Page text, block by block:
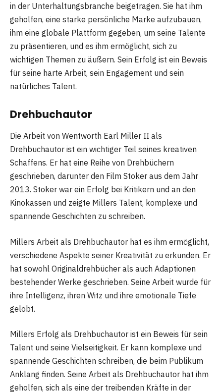
in der Unterhaltungsbranche beigetragen. Sie hat ihm
geholfen, eine starke persönliche Marke aufzubauen,
ihm eine globale Plattform gegeben, um seine Talente
zu präsentieren, und es ihm ermöglicht, sich zu
wichtigen Themen zu äußern. Sein Erfolg ist ein Beweis
für seine harte Arbeit, sein Engagement und sein
natürliches Talent.
Drehbuchautor
Die Arbeit von Wentworth Earl Miller II als
Drehbuchautor ist ein wichtiger Teil seines kreativen
Schaffens. Er hat eine Reihe von Drehbüchern
geschrieben, darunter den Film Stoker aus dem Jahr
2013. Stoker war ein Erfolg bei Kritikern und an den
Kinokassen und zeigte Millers Talent, komplexe und
spannende Geschichten zu schreiben.
Millers Arbeit als Drehbuchautor hat es ihm ermöglicht,
verschiedene Aspekte seiner Kreativität zu erkunden. Er
hat sowohl Originaldrehbücher als auch Adaptionen
bestehender Werke geschrieben. Seine Arbeit wurde für
ihre Intelligenz, ihren Witz und ihre emotionale Tiefe
gelobt.
Millers Erfolg als Drehbuchautor ist ein Beweis für sein
Talent und seine Vielseitigkeit. Er kann komplexe und
spannende Geschichten schreiben, die beim Publikum
Anklang finden. Seine Arbeit als Drehbuchautor hat ihm
geholfen, sich als eine der treibenden Kräfte in der